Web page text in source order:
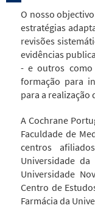
O nosso
estratégias
revisões
evidências
- e outros como
formação para
para a
A Cochrane
Faculdade de
centros
Universidade
Universidade
Centro de
Farmácia da